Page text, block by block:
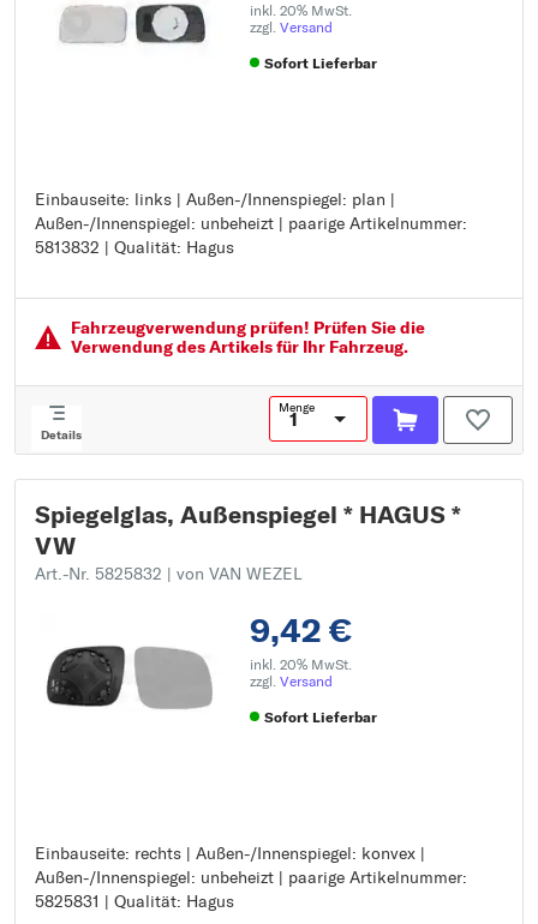
inkl. 20% MwSt.
zzgl. Versand
Sofort Lieferbar
Einbauseite: links | Außen-/Innenspiegel: plan |
Außen-/Innenspiegel: unbeheizt | paarige Artikelnummer:
5813832 | Qualität: Hagus
Einbauseite: links
Außen-/Innenspiegel: plan
Außen-/Innenspiegel: unbeheizt
Qualität: Hagus
Fahrzeugver­wendung prüfen! Prüfen Sie die
Verwendung des Artikels für Ihr Fahrzeug.
Details
Menge
Spiegelglas, Außenspiegel * HAGUS *
VW
Art.-Nr. 5825832 | von VAN WEZEL
9,42 €
inkl. 20% MwSt.
zzgl. Versand
Sofort Lieferbar
Einbauseite: rechts | Außen-/Innenspiegel: konvex |
Außen-/Innenspiegel: unbeheizt | paarige Artikelnummer:
5825831 | Qualität: Hagus
Einbauseite: rechts
Außen-/Innenspiegel: konvex
Außen-/Innenspiegel: unbeheizt